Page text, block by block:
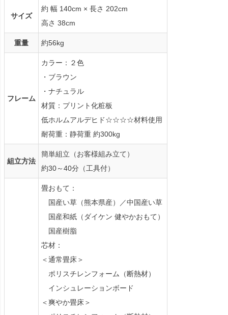
サイズ
約 幅 140cm × 長さ 202cm
高さ 38cm
重量 約56kg
フレーム
カラー：２色
・ブラウン
・ナチュラル
材質：プリント化粧板
低ホルムアルデヒド☆☆☆☆材料使用
耐荷重：静荷重 約300kg
組立方法
簡単組立（お客様組み立て）
約30～40分（工具付）
畳おもて：
国産い草（熊本県産）／中国産い草
国産和紙（ダイケン 健やかおもて）
国産樹脂
芯材：
＜通常畳床＞
ポリスチレンフォーム（断熱材）
インシュレーションボード
＜爽やか畳床＞